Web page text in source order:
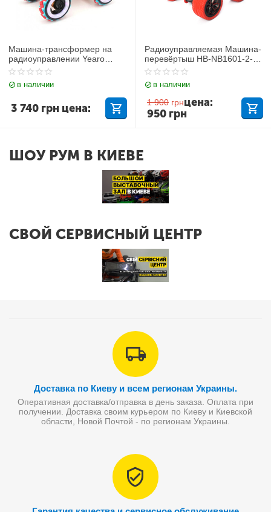
Машина-трансформер на
радиоуправлении Yearo
99003-1A
в наличии
3 740 грн цена:
Радиоуправляемая Машина-
перевёртыш HB-NB1601-2-3
Красная
в наличии
1 900 грн
950 грн
цена:
ШОУ РУМ В КИЕВЕ
СВОЙ СЕРВИСНЫЙ ЦЕНТР
Доставка по Киеву и всем регионам Украины.
Оперативная доставка/отправка в день заказа. Оплата при
получении. Доставка своим курьером по Киеву и Киевской
области, Новой Почтой - по регионам Украины.